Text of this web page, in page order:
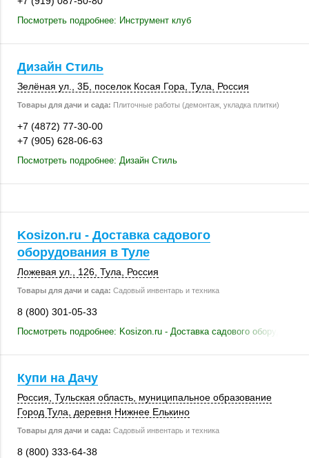
Посмотреть подробнее: Инструмент клуб
Дизайн Стиль
Зелёная ул., 3Б поселок Косая Гора Тула Россия
Товары для дачи и сада: Плиточные работы (демонтаж, укладка плитки)
+7 (4872) 77-30-00
+7 (905) 628-06-63
Посмотреть подробнее: Дизайн Стиль
Kosizon.ru - Доставка садового
оборудования в Туле
Ложевая ул. 126 Тула Россия
Товары для дачи и сада: Садовый инвентарь и техника
8 (800) 301-05-33
Посмотреть подробнее: Kosizon.ru - Доставка садового
Купи на Дачу
Россия Тульская область , муниципальное образование
Город Тула, деревня Нижнее Елькино
Товары для дачи и сада: Садовый инвентарь и техника
8 (800) 333-64-38